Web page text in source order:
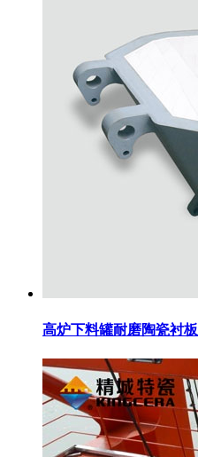
高炉下料罐耐磨陶瓷衬板